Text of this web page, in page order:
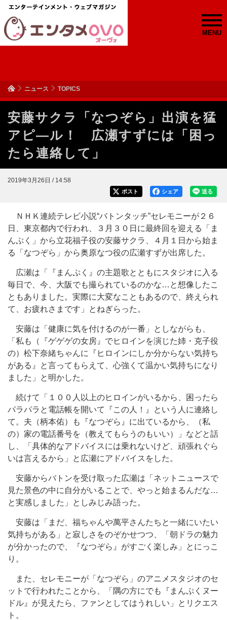
MENU
ニュース TOPICS
安藤サクラ「なつぞら」出演を猛
アピ―ル！ 広瀬すずには「困っ
たら連絡して」
2019年3月26日 / 14:58
送る
シェア
ポスト
ＮＨＫ連続テレビ小説“バトンタッチ”セレモニーが２６
日、東京都内で行われ、３月３０日に最終回を迎える「ま
んぷく」から立花福子役の安藤サクラ、４月１日から始ま
る「なつぞら」から奥原なつ役の広瀬すずが出席した。
広瀬は「『まんぷく』の主題歌とともにスタジオに入る
毎日で、今、大阪でも撮られているのかな…と想像したこ
ともありました。実際に大変なこともあるので、終えられ
て、お疲れさまです」とねぎらった。
安藤は「健康に気を付けるのが一番」としながらも、
「私も（『ゲゲゲの女房』でヒロインを演じた姉・克子役
の）松下奈緒ちゃんに『ヒロインにしか分からない気持ち
がある』と言ってもらえて、心強くて温かい気持ちになり
ました」と明かした。
続けて「１００人以上のヒロインがいるから、困ったら
パラパラと電話帳を開いて『この人！』という人に連絡し
て。夫（柄本佑）も『なつぞら』に出ているから、（私
の）家の電話番号を（教えてもらうのもいい）」などと話
し、「具体的なアドバイスには乗れないけど、頑張れぐら
いは言えるから」と広瀬にアドバイスをした。
安藤からバトンを受け取った広瀬は「ネットニュースで
見た景色の中に自分がいることで、やっと始まるんだな…
と実感しました」としみじみ語った。
安藤は「まだ、福ちゃんや萬平さんたちと一緒にいたい
気持ちがある」と寂しさをのぞかせつつ、「朝ドラの魅力
が分かったので、『なつぞら』がすごく楽しみ」とにっこ
り。
また、セレモニーが「なつぞら」のアニメスタジオのセ
ットで行われたことから、「隅の方にでも『まんぷくヌー
ドル』が見えたら、ファンとしてはうれしい」とリクエス
ト。